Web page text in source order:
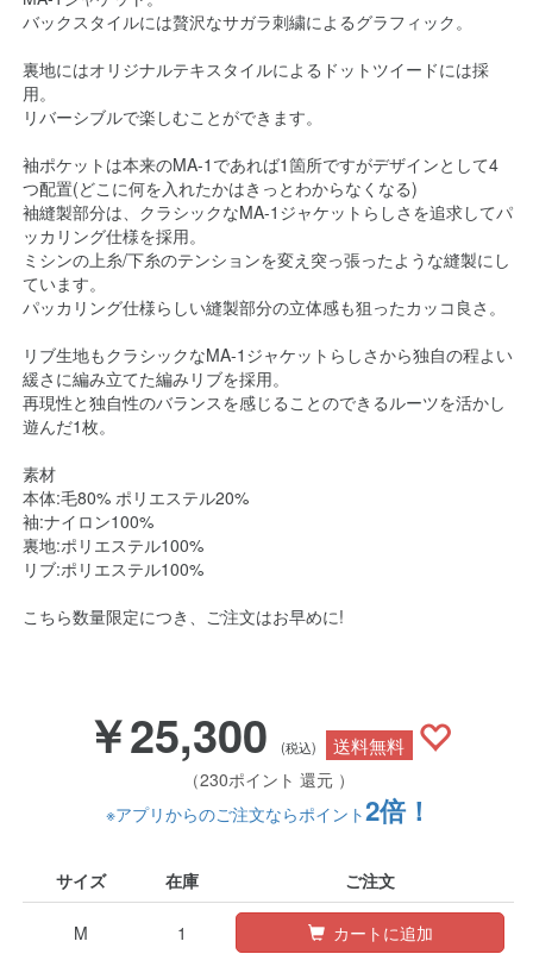
バックスタイルには贅沢なサガラ刺繍によるグラフィック。
裏地にはオリジナルテキスタイルによるドットツイードには採
用。
リバーシブルで楽しむことができます。
袖ポケットは本来のMA-1であれば1箇所ですがデザインとして4
つ配置(どこに何を入れたかはきっとわからなくなる)
袖縫製部分は、クラシックなMA-1ジャケットらしさを追求してパ
ッカリング仕様を採用。
ミシンの上糸/下糸のテンションを変え突っ張ったような縫製にし
ています。
パッカリング仕様らしい縫製部分の立体感も狙ったカッコ良さ。
リブ生地もクラシックなMA-1ジャケットらしさから独自の程よい
緩さに編み立てた編みリブを採用。
再現性と独自性のバランスを感じることのできるルーツを活かし
遊んだ1枚。
素材
本体:毛80% ポリエステル20%
袖:ナイロン100%
裏地:ポリエステル100%
リブ:ポリエステル100%
こちら数量限定につき、ご注文はお早めに!
￥25,300 (税込) 送料無料
（230ポイント 還元 ）
※アプリからのご注文ならポイント2倍！
サイズ 在庫 ご注文
M 1 カートに追加